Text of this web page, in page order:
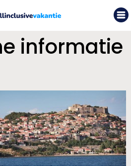
informatie